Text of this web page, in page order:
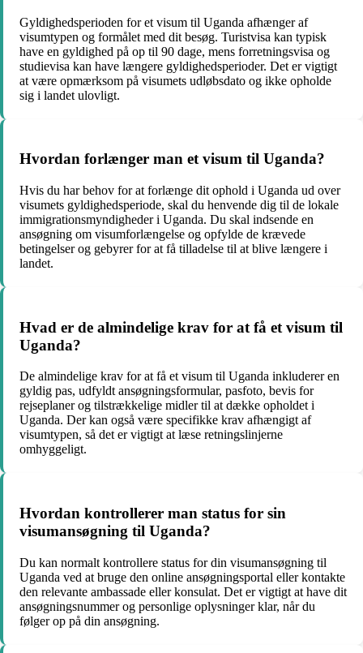
Gyldighedsperioden for et visum til Uganda afhænger af
visumtypen og formålet med dit besøg. Turistvisa kan typisk
have en gyldighed på op til 90 dage, mens forretningsvisa og
studievisa kan have længere gyldighedsperioder. Det er vigtigt
at være opmærksom på visumets udløbsdato og ikke opholde
sig i landet ulovligt.
Hvordan forlænger man et visum til Uganda?
Hvis du har behov for at forlænge dit ophold i Uganda ud over
visumets gyldighedsperiode, skal du henvende dig til de lokale
immigrationsmyndigheder i Uganda. Du skal indsende en
ansøgning om visumforlængelse og opfylde de krævede
betingelser og gebyrer for at få tilladelse til at blive længere i
landet.
Hvad er de almindelige krav for at få et visum til
Uganda?
De almindelige krav for at få et visum til Uganda inkluderer en
gyldig pas, udfyldt ansøgningsformular, pasfoto, bevis for
rejseplaner og tilstrækkelige midler til at dække opholdet i
Uganda. Der kan også være specifikke krav afhængigt af
visumtypen, så det er vigtigt at læse retningslinjerne
omhyggeligt.
Hvordan kontrollerer man status for sin
visumansøgning til Uganda?
Du kan normalt kontrollere status for din visumansøgning til
Uganda ved at bruge den online ansøgningsportal eller kontakte
den relevante ambassade eller konsulat. Det er vigtigt at have dit
ansøgningsnummer og personlige oplysninger klar, når du
følger op på din ansøgning.